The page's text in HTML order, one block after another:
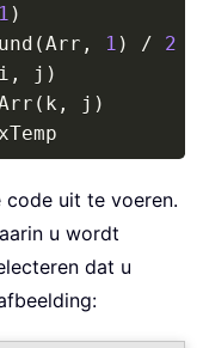
1 )
(Arr , 1 ) /
2
i , j )
( k , j )
code uit te voeren.
u wordt
dat u